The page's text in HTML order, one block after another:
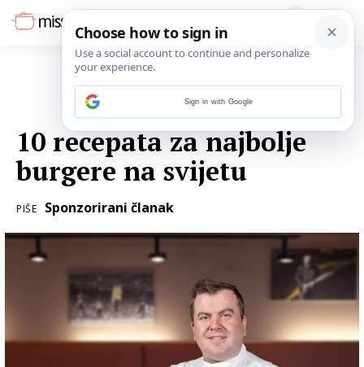
10 recepata za najbolje
burgere na svijetu
PIŠE Sponzorirani članak
Sign in with Google